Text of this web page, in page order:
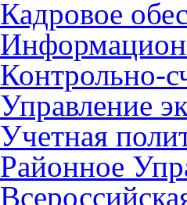
Кадровое
Контрольно-
Управление
Учетная
Районное